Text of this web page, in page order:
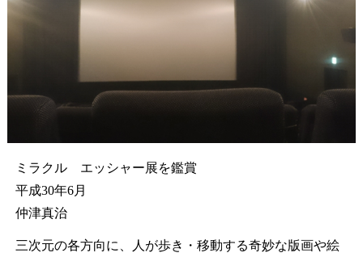
ミラクル エッシャー展を鑑賞
平成30年6月
仲津真治
三次元の各方向に、人が歩き・移動する奇妙な版画や絵